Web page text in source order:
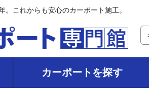
。これからも安心のカーポート施工。
カーポートを探す